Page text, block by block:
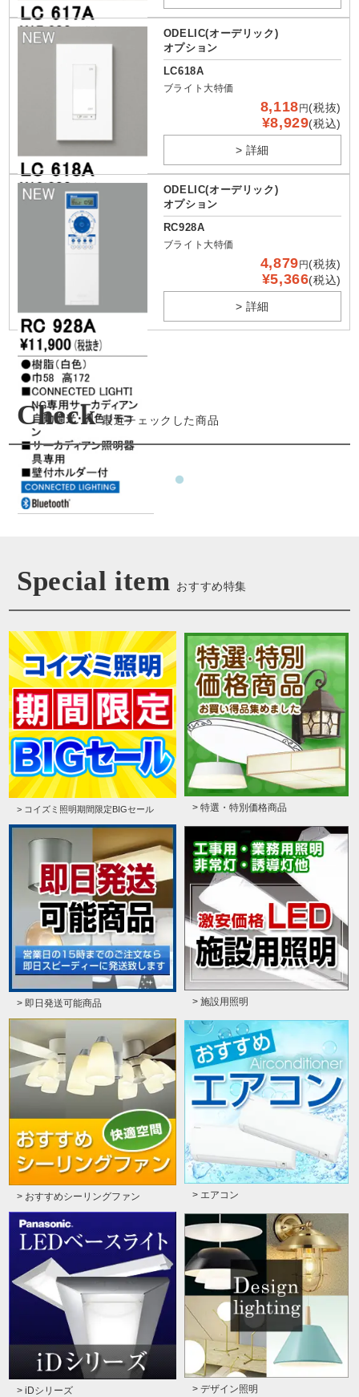
ODELIC(オーデリック)
オプション
LC618A
ブライト大特価
8,118円(税抜)
¥8,929(税込)
> 詳細
ODELIC(オーデリック)
オプション
RC928A
ブライト大特価
4,879円(税抜)
¥5,366(税込)
> 詳細
Check 最近チェックした商品
Special item おすすめ特集
> コイズミ照明期間限定BIGセール > 特選・特別価格商品
> 即日発送可能商品 > 施設用照明
> おすすめシーリングファン > エアコン
> iDシリーズ > デザイン照明